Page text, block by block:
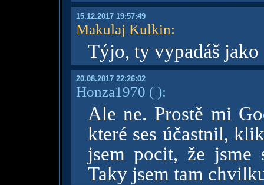
15.12.2017 19:57:49
Makulaj Kulkin:
Týjo, ty vypadáš
20.08.2017 22:26:02
Honza1970 ( ):
Ale ne. Prostě mi
které ses účastnil,
jsem pocit, že jsme
Taky jsem tam